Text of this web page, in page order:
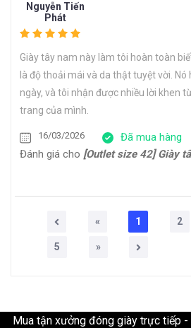
Nguyễn Tiến
Phát
Giày tây nam này làm tôi hoàn toàn
là độ thoải mái và da thật tuyệt vời.
ngày, và tôi nhận được nhiều lời khen
trang của mình.
16/03/2026
Đã mua hàng
Đánh giá cho [Outlet size 42] Giày tây nam Oxford công sở
« 1 2
5 »
Mua tận xưởng đóng giày trực tiếp